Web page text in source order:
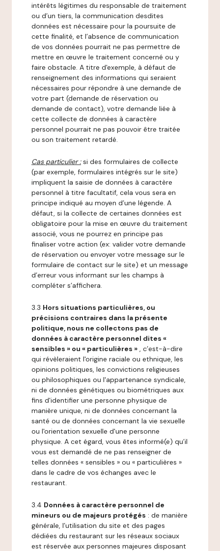
intérêts légitimes du responsable de traitement
ou d’un tiers, la communication desdites
données est nécessaire pour la poursuite de
cette finalité, et l’absence de communication
de vos données pourrait ne pas permettre de
mettre en œuvre le traitement concerné ou y
faire obstacle. A titre d'exemple, à défaut de
renseignement des informations qui seraient
nécessaires pour répondre à une demande de
votre part (demande de réservation ou
demande de contact), votre demande liée à
cette collecte de données à caractère
personnel pourrait ne pas pouvoir être traitée
ou son traitement retardé.
Cas particulier : si des formulaires de collecte
(par exemple, formulaires intégrés sur le site)
impliquent la saisie de données à caractère
personnel à titre facultatif, cela vous sera en
principe indiqué au moyen d’une légende. A
défaut, si la collecte de certaines données est
obligatoire pour la mise en œuvre du traitement
associé, vous ne pourrez en principe pas
finaliser votre action (ex: valider votre demande
de réservation ou envoyer votre message sur le
formulaire de contact sur le site) et un message
d’erreur vous informant sur les champs à
compléter s’affichera.
3.3 Hors situations particulières, ou
précisions contraires dans la présente
politique, nous ne collectons pas de
données à caractère personnel dites «
sensibles » ou « particulières » , c’est-à-dire
qui révèleraient l'origine raciale ou ethnique, les
opinions politiques, les convictions religieuses
ou philosophiques ou l'appartenance syndicale,
ni de données génétiques ou biométriques aux
fins d'identifier une personne physique de
manière unique, ni de données concernant la
santé ou de données concernant la vie sexuelle
ou l'orientation sexuelle d'une personne
physique. A cet égard, vous êtes informé(e) qu’il
vous est demandé de ne pas renseigner de
telles données « sensibles » ou « particulières »
dans le cadre de vos échanges avec le
restaurant.
3.4 Données à caractère personnel de
mineurs ou de majeurs protégés : de manière
générale, l’utilisation du site et des pages
dédiées du restaurant sur les réseaux sociaux
est réservée aux personnes majeures disposant